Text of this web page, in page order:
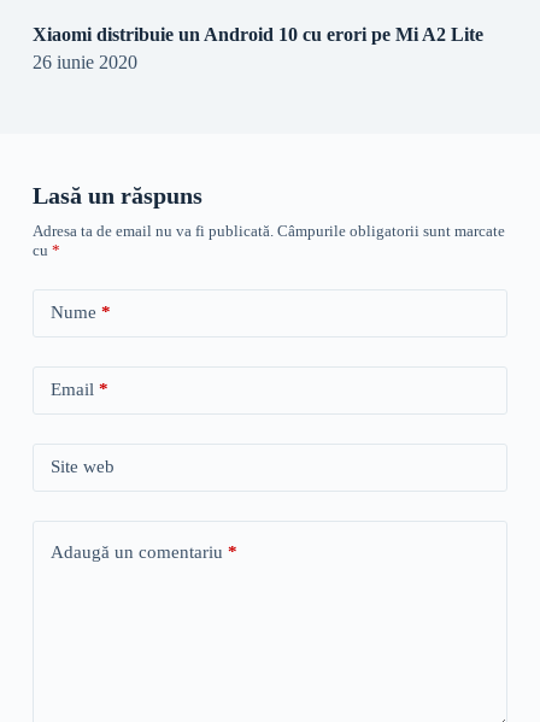
Xiaomi distribuie un Android 10 cu erori pe Mi A2 Lite
26 iunie 2020
Lasă un răspuns
Adresa ta de email nu va fi publicată. Câmpurile obligatorii sunt marcate
cu *
Nume *
Email *
Site web
Adaugă un comentariu *